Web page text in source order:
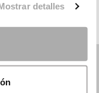
detalles